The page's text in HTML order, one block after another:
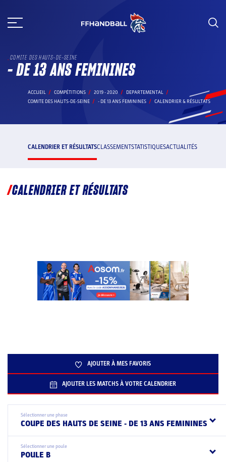
au
COMITE DES HAUTS-DE-SEINE
- DE 13 ANS FEMININES
ACCUEIL COMPÉTITIONS 2019 - 2020
DEPARTEMENTAL
COMITE DES HAUTS-DE-SEINE
- DE 13 ANS FEMININES CALENDRIER & RÉSULTATS
CALENDRIER ET RÉSULTATSCLASSEMENTSTATISTIQUESACTUALITÉS
CALENDRIER ET RÉSULTATS
AJOUTER À MES FAVORIS
AJOUTER LES MATCHS À VOTRE CALENDRIER
Sélectionner une phase
COUPE DES HAUTS DE SEINE - DE 13 ANS FEMININES
Sélectionner une poule
POULE B